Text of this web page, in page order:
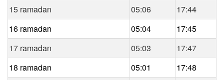
15 ramadan
05:06
17:44
16 ramadan
05:04
17:45
17 ramadan
05:03
17:47
18 ramadan
05:01
17:48